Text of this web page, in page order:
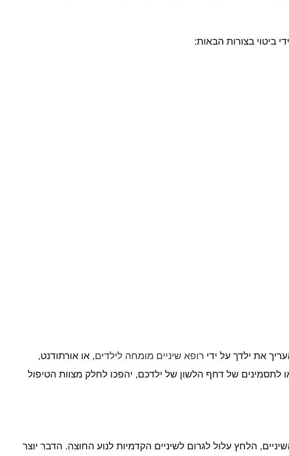
ביטוי בצורות הבאות:
את ילדך על ידי רופא שיניים מומחה לילדים, או אורתודנט,
לתסמינים של דחף הלשון של ילדכם, יהפכו לחלק מצוות הטיפול
הלחץ עלול לגרום לשיניים הקדמיות לנוע החוצה. הדבר יוצר